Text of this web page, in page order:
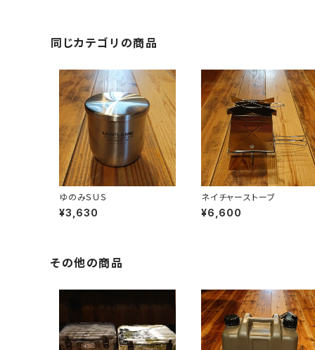
同じカテゴリの商品
ゆのみＳＵＳ
¥3,630
ネイチャーストーブ
¥6,600
その他の商品